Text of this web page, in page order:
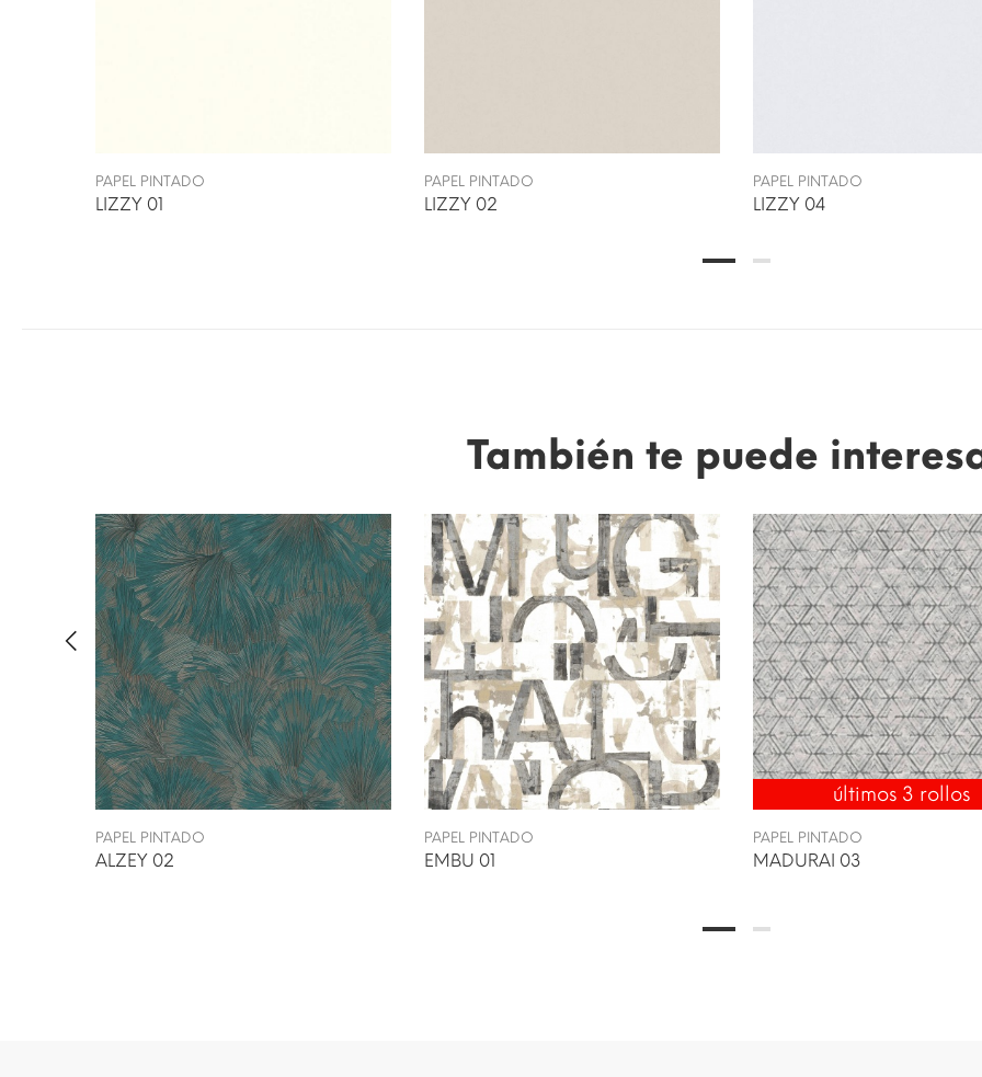
PAPEL PINTADO
LIZZY 01
PAPEL PINTADO
LIZZY 02
PAPEL PINTADO
LIZZY 04
También te puede
PAPEL PINTADO
ALZEY 02
PAPEL PINTADO
EMBU 01
últimos 3 rollos
PAPEL PINTADO
MADURAI 03